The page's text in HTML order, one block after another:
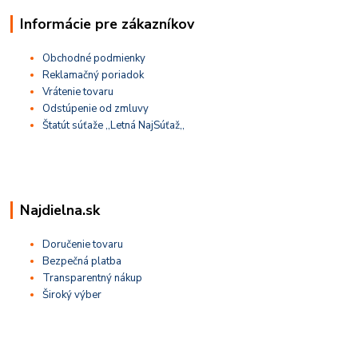
Informácie pre zákazníkov
Obchodné podmienky
Reklamačný poriadok
Vrátenie tovaru
Odstúpenie od zmluvy
Štatút súťaže ,,Letná NajSúťaž,,
Najdielna.sk
Doručenie tovaru
Bezpečná platba
Transparentný nákup
Široký výber